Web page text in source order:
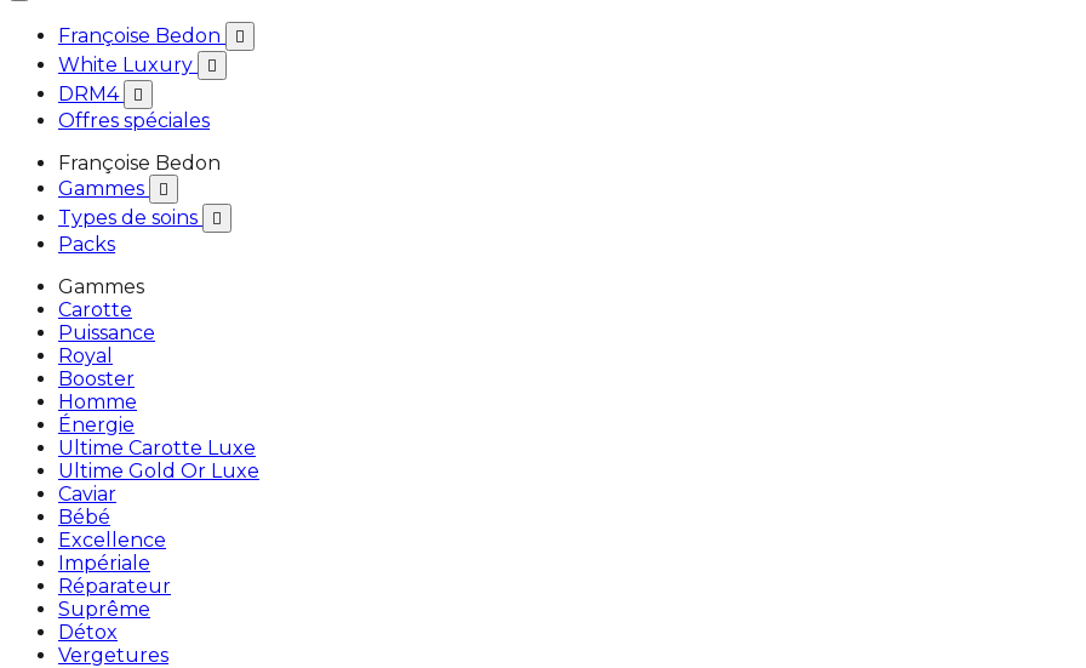
Françoise Bedon 
White Luxury 
DRM4 
Offres spéciales
Françoise Bedon
Gammes

Types de soins 
Packs
Gammes
Carotte
Puissance
Royal
Booster
Homme
Énergie
Ultime Carotte Luxe
Ultime Gold Or Luxe
Caviar
Bébé
Excellence
Impériale
Réparateur
Suprême
Détox
Vergetures